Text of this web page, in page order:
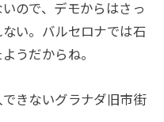
ので、デモからはさっ
い。バルセロナでは石
うだからね。
きないグラナダ旧市街